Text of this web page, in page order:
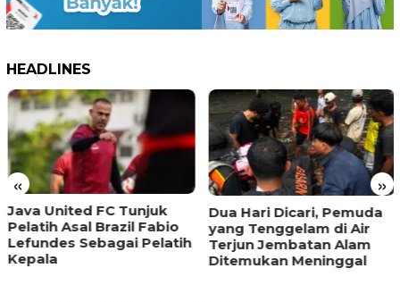
HEADLINES
« »
Java United FC Tunjuk
Pelatih Asal Brazil Fabio
Lefundes Sebagai Pelatih
Kepala
Dua Hari Dicari, Pemuda
yang Tenggelam di Air
Terjun Jembatan Alam
Ditemukan Meninggal